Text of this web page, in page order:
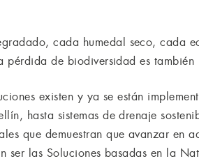
cada humedal seco, cada
de biodiversidad es
existen y ya se están
hasta sistemas de drenaje
que demuestran que avanzar en
las Soluciones basadas en la